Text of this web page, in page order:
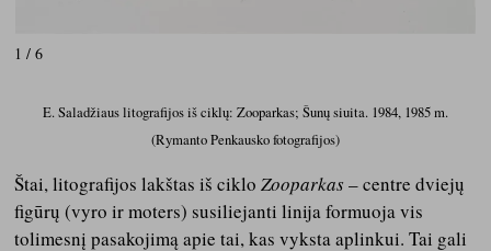
1 / 6
E. Saladžiaus litografijos iš ciklų: Zooparkas; Šunų siuita. 1984, 1985 m.
(Rymanto Penkausko fotografijos)
Štai, litografijos lakštas iš cikloZooparkas– centre dviejų
figūrų (vyro ir moters) susiliejanti linija formuoja vis
tolimesnį pasakojimą apie tai, kas vyksta aplinkui. Tai gali